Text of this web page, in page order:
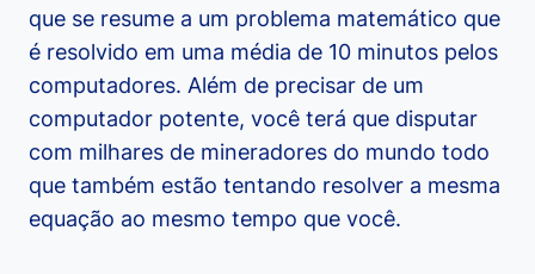
que se resume a um problema matemático que
é resolvido em uma média de 10 minutos pelos
computadores. Além de precisar de um
computador potente, você terá que disputar
com milhares de mineradores do mundo todo
que também estão tentando resolver a mesma
equação ao mesmo tempo que você.